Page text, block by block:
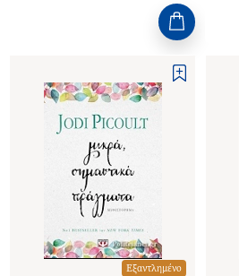
Εξαντλημένο